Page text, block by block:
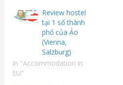
Review hostel
tại 1 số thành
phố của Áo
(Vienna,
Salzburg)
In "Accommodation in
EU"